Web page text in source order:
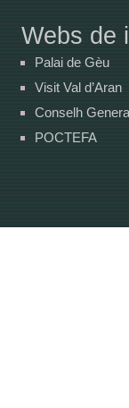
Webs de
Palai de Gèu
Visit Val d’Aran
Conselh
POCTEFA